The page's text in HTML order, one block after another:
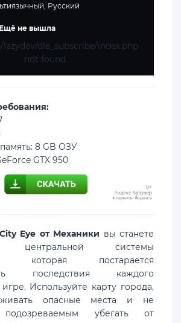
Русский
Ещё не вышла
lazydev/dle_subscribe/index.php
not found.
8 GB ОЗУ
GTX 950
City Eye от Механики вы станете
центральной системы
которая постарается
последствия каждого
Используйте карту города,
опасные места и не
подозреваемым убегать от